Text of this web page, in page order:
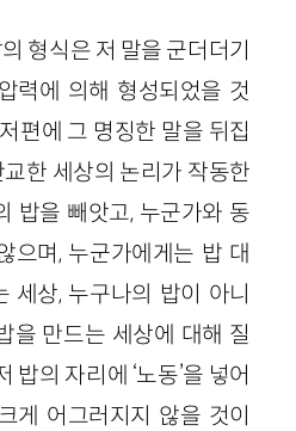
형식은 저 말을 군더더기
력에 의해 형성되었을 것
편에 그 명징한 말을 뒤집
한 세상의 논리가 작동한
밥을 빼앗고, 누군가와 동
으며, 누군가에게는 밥 대
세상, 누구나의 밥이 아니
을 만드는 세상에 대해 질
밥의 자리에 ‘노동’을 넣어
게 어그러지지 않을 것이